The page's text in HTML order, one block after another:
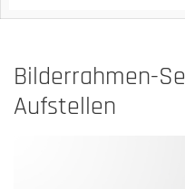
Bilderrahmen-
Aufstellen